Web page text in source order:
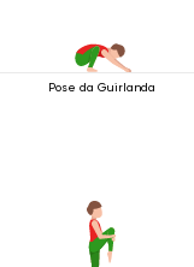
Pose da Guirlanda